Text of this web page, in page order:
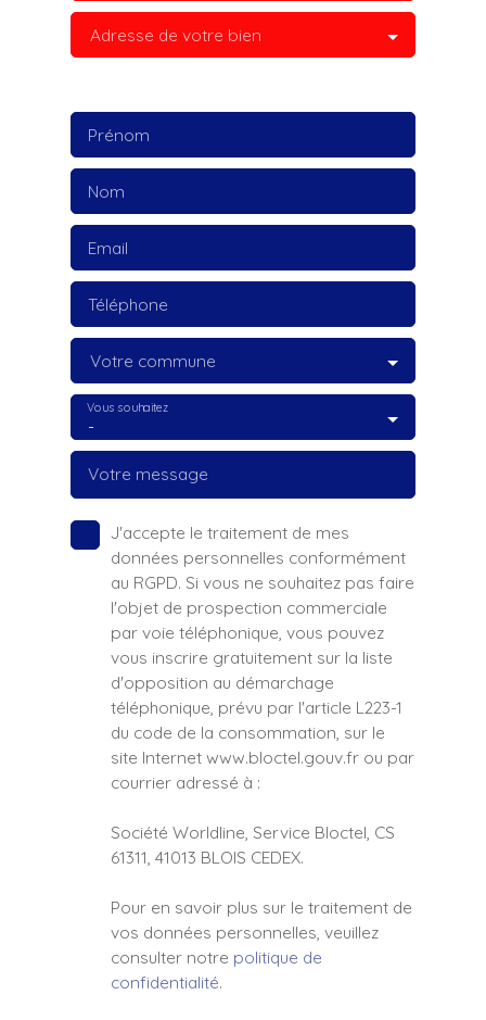
Adresse de votre bien
Prénom
Nom
Email
Téléphone
Votre commune
-
Vous souhaitez
Votre message
J'accepte le traitement de mes
données personnelles conformément
au RGPD. Si vous ne souhaitez pas faire
l'objet de prospection commerciale
par voie téléphonique, vous pouvez
vous inscrire gratuitement sur la liste
d'opposition au démarchage
téléphonique, prévu par l'article L223-1
du code de la consommation, sur le
site Internet www.bloctel.gouv.fr ou par
courrier adressé à :
Société Worldline, Service Bloctel, CS
61311, 41013 BLOIS CEDEX.
Pour en savoir plus sur le traitement de
vos données personnelles, veuillez
consulter notre politique de
confidentialité.